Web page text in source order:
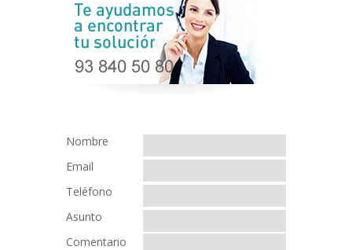
Nombre
Email
Teléfono
Asunto
Comentario